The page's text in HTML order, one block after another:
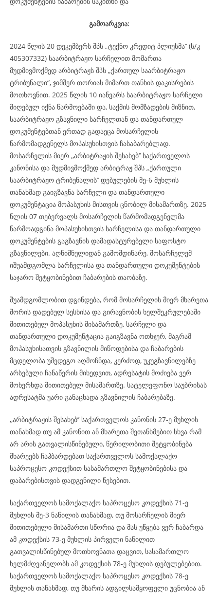
გამოარკვია:
2024 წლის 20 დეკემბერს შპს „ტექნო კრედიტ პლიუსმა’’ (ს/კ
405307332) საარბიტრაჟო სარჩელით მომართა
მუდმივმოქმედ არბიტრაჟს შპს „ქართულ საარბიტრაჟო
ტრიბუნალი“, ჯიმშერ თორიას მიმართ თანხის დაკისრების
მოთხოვნით. 2025 წლის 10 იანვარს საარბიტრაჟო სარჩელი
მიღებულ იქნა წარმოებაში და, საქმის მომზადების მიზნით,
საარბიტრაჟო გზავნილი სარჩელთან და თანდართულ
დოკუმენტებთან ერთად გადაეცა მოსარჩელის
წარმომადგენელს მოპასუხისთვის ჩასაბარებლად.
მოსარჩელის მიერ ,,არბიტრაჟის შესახებ’’ საქართველოს
კანონისა და მუდმივმოქმედ არბიტრაჟ შპს „ქართული
საარბიტრაჟო ტრიბუნალის’’ დებულების მე-6 მუხლის
თანახმად გაიგზავნა სარჩელი და თანდართული
დოკუმენტაცია მოპასუხის მისთვის ცნობილ მისამართზე. 2025
წლის 07 თებერვალს მოსარჩელის წარმომადგენელმა
წარმოადგინა მოპასუხისთვის სარჩელისა და თანდართული
დოკუმენტების გაგზავნის დამადასტურებელი საფოსტო
გზავნილები. აღნიშნულიდან გამომდინარე, მოსარჩელემ
იშუამდგომლა სარჩელისა და თანდართული დოკუმენტების
საჯარო შეტყობინებით ჩაბარების თაობაზე.
შუამდგომლობით დგინდება, რომ მოსარჩელის მიერ მხარეთა
შორის დადებულ სესხისა და გირავნობის ხელშეკრულებაში
მითითებულ მოპასუხის მისამართზე, სარჩელი და
თანდართული დოკუმენტაცია გაიგზავნა ოთხჯერ, მაგრამ
მოპასუხისათვის გზავნილის მიწოდებისა და ჩაბარების
მცდელობა უშედეგო აღმოჩნდა, კერძოდ, უკუგზავნილებზე
არსებული ჩანაწერის მიხედვით, ადრესატის მოძიება ვერ
მოხერხდა მითითებულ მისამართზე. სატელეფონო საუბრისას
ადრესატმა უარი განაცხადა გზავნილის ჩაბარებაზე.
,,არბიტრაჟის შესახებ’’ საქართველოს კანონის 27-ე მუხლის
თანახმად თუ ამ კანონით ან მხარეთა შეთანხმებით სხვა რამ
არ არის გათვალისწინებული, წერილობითი შეტყობინება
მხარეებს ჩაჰბარდებათ საქართველოს სამოქალაქო
საპროცესო კოდექსით სასამართლო შეტყობინებისა და
დაბარებისთვის დადგენილი წესებით.
საქართველოს სამოქალაქო საპროცესო კოდექსის 71-ე
მუხლის მე-3 ნაწილის თანახმად, თუ მოსარჩელის მიერ
მითითებული მისამართი სწორია და მას უწყება ვერ ჩაბარდა
ამ კოდექსის 73-ე მუხლის პირველი ნაწილით
გათვალისწინებულ მოთხოვნათა დაცვით, სასამართლო
ხელმძღვანელობს ამ კოდექსის 78-ე მუხლის დებულებებით.
საქართველოს სამოქალაქო საპროცესო კოდექსის 78-ე
მუხლის თანახმად, თუ მხარის ადგილსამყოფელი უცნობია ან